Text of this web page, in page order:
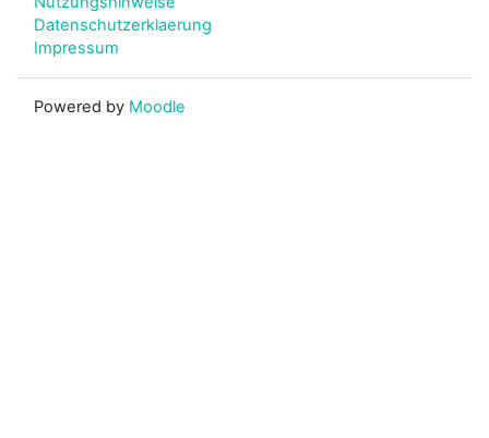
Datenschutzerklaerung
Impressum
Powered by Moodle